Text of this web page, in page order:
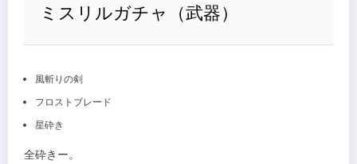
ミスリルガチャ（武器）
風斬りの剣
フロストブレード
星砕き
全砕きー。